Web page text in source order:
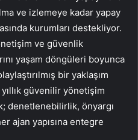
ve izlemeye kadar yapay
kurumları destekliyor.
ve güvenlik
yaşam döngüleri boyunca
bir yaklaşım
güvenilir yönetişim
denetlenebilirlik, önyargı
ajan yapısına entegre